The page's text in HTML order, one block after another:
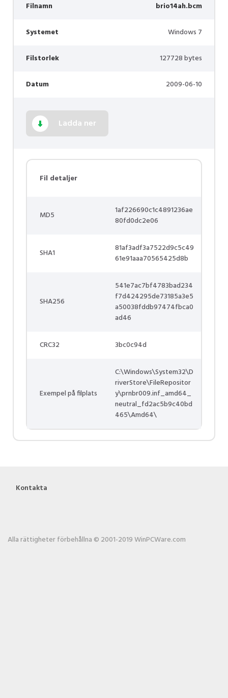
Filnamn brio14ah.bcm
Systemet Windows 7
Filstorlek 127728 bytes
Datum 2009-06-10
Ladda ner
Fil detaljer
MD5
1af226690c1c4891236ae
80fd0dc2e06
SHA1
81af3adf3a7522d9c5c49
61e91aaa70565425d8b
SHA256
541e7ac7bf4783bad234
f7d424295de73185a3e5
a50038fddb97474fbca0
ad46
CRC32 3bc0c94d
Exempel på filplats
C:\Windows\System32\D
riverStore\FileRepositor
y\prnbr009.inf_amd64_
neutral_fd2ac5b9c40bd
465\Amd64\
Kontakta
Alla rättigheter förbehållna © 2001-2019 WinPCWare.com